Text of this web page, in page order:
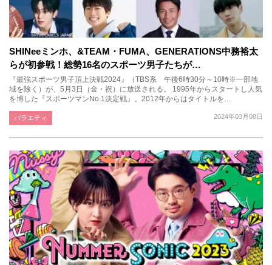
SHINeeミンホ、&TEAM・FUMA、GENERATIONS中務裕太
らが初参戦！総勢16名のスポーツ男子たちが…
『最強スポーツ男子頂上決戦2024』（TBS系 午後6時30分～10時※一部地
域を除く）が、5月3日（金・祝）に放送される。 1995年からスタートし人気
を博した『スポーツマンNo.1決定戦』。2012年からはタイトルを…
2024年03月08日
バラエティ